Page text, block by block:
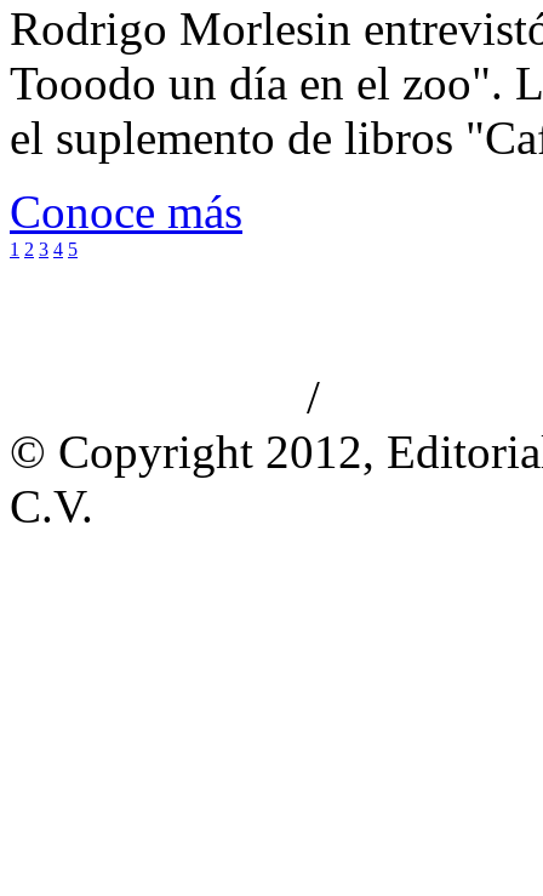
Rodrigo Morlesin
Tooodo un día en el zoo".
el suplemento de libros
Conoce más
1 2 3 4 5
/
© Copyright 2012,
C.V.